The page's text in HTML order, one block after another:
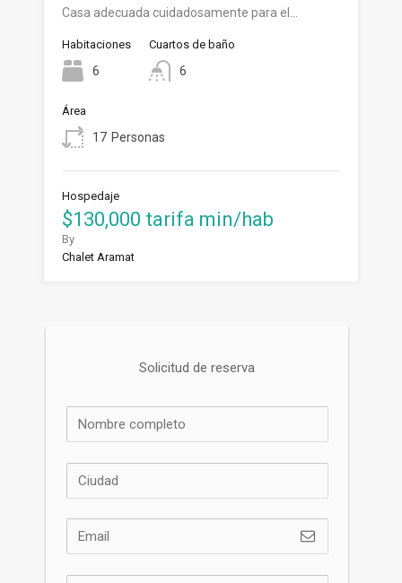
Casa adecuada cuidadosamente para el…
Habitaciones
6
Cuartos de baño
6
Área
17 Personas
Hospedaje
$130,000 tarifa min/hab
By
Chalet Aramat
Solicitud de reserva